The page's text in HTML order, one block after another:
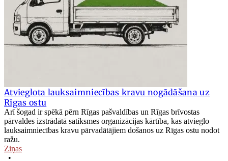
Atvieglota lauksaimniecības kravu nogādāšana uz
Rīgas ostu
Arī šogad ir spēkā pērn Rīgas pašvaldības un Rīgas brīvostas
pārvaldes izstrādātā satiksmes organizācijas kārtība, kas atvieglo
lauksaimniecības kravu pārvadātājiem došanos uz Rīgas ostu nodot
ražu.
Ziņas
•